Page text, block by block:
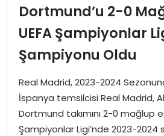
EKONOMI
MAGAZIN
SAĞLIK
SIYASET
Dortmund’u 2-0
UEFA Şampiyonlar
Şampiyonu Oldu
Real Madrid, 2023-2024
İspanya temsilcisi Real Madrid,
Dortmund takımını 2-0 mağlup
Şampiyonlar Ligi’nde 2023-2024